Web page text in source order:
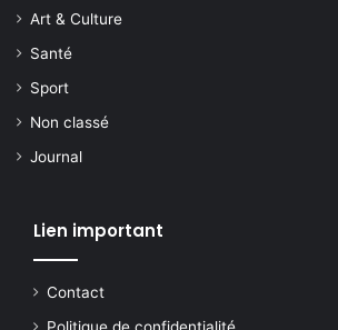
Art & Culture
Santé
Sport
Non classé
Journal
Lien important
Contact
Politique de confidentialité